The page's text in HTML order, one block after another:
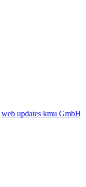
web updates kmu GmbH